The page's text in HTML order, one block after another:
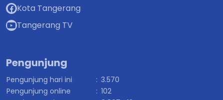
Kota Tangerang
Tangerang TV
Pengunjung
Pengunjung hari ini : 3.570
Pengunjung online
: 102